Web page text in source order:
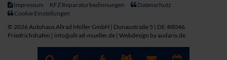
Impressum KFZ Reparaturbedinnungen
Datenschutz
Cookie Einstellungen
© 2026 Autohaus Allrad Müller GmbH | Donaustraße 5 | DE-88046
Friedrichshafen | info@allrad-mueller.de | Webdesign by audaris.de